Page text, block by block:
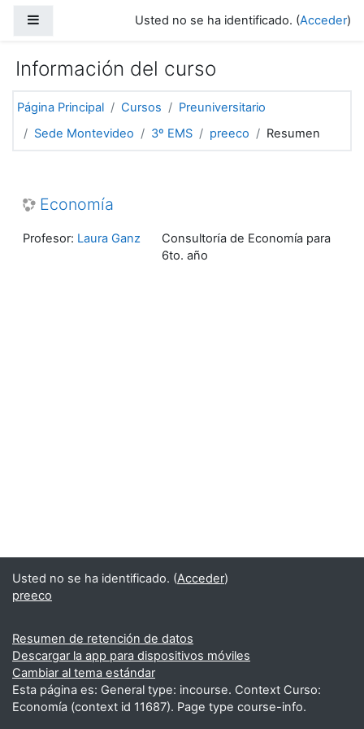
Usted no se ha identificado. (Acceder)
Información del curso
Página Principal Cursos
Preuniversitario
Sede Montevideo
3º EMS preeco Resumen
Economía
Consultoría de Economía para
6to. año
Profesor: Laura Ganz
Usted no se ha identificado. (Acceder)
preeco
Resumen de retención de datos
Descargar la app para dispositivos móviles
Cambiar al tema estándar
Esta página es: General type: incourse. Context Curso:
Economía (context id 11687). Page type course-info.